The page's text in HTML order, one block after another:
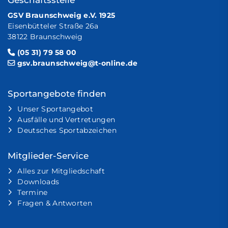
GSV Braunschweig e.V. 1925
Eisenbütteler Straße 26a
38122 Braunschweig
(05 31) 79 58 00
gsv.braunschweig@t-online.de
Sportangebote finden
Unser Sportangebot
Ausfälle und Vertretungen
Deutsches Sportabzeichen
Mitglieder-Service
Alles zur Mitgliedschaft
Downloads
Termine
Fragen & Antworten